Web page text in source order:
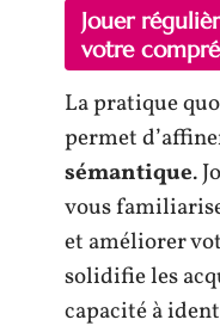
Jouer
votre
La pratique
permet
sémantique.
vous
et améliorer
solidifie les
capacité à